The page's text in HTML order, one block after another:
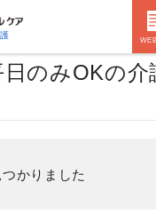
日のみOKの介
かりました